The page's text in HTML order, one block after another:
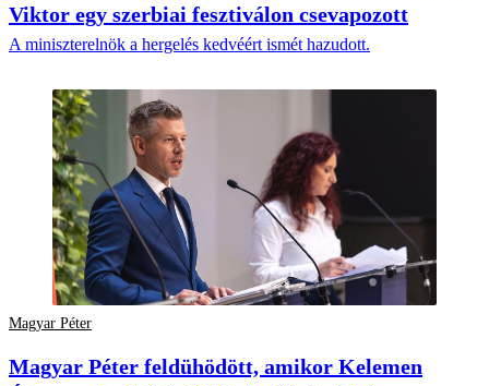
Viktor egy szerbiai fesztiválon csevapozott
A miniszterelnök a hergelés kedvéért ismét hazudott.
Magyar Péter
Magyar Péter feldühödött, amikor Kelemen